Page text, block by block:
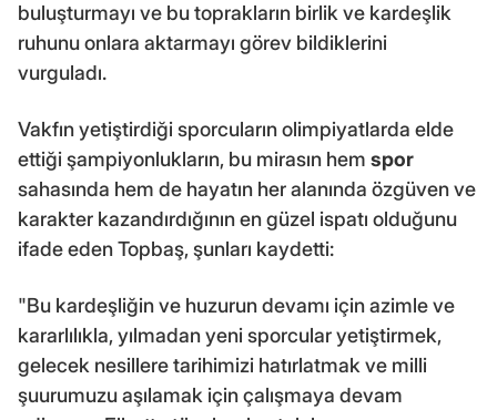
buluşturmayı ve bu toprakların birlik ve kardeşlik
ruhunu onlara aktarmayı görev bildiklerini
vurguladı.
Vakfın yetiştirdiği sporcuların olimpiyatlarda elde
ettiği şampiyonlukların, bu mirasın hem spor
sahasında hem de hayatın her alanında özgüven ve
karakter kazandırdığının en güzel ispatı olduğunu
ifade eden Topbaş, şunları kaydetti:
"Bu kardeşliğin ve huzurun devamı için azimle ve
kararlılıkla, yılmadan yeni sporcular yetiştirmek,
gelecek nesillere tarihimizi hatırlatmak ve milli
şuurumuzu aşılamak için çalışmaya devam